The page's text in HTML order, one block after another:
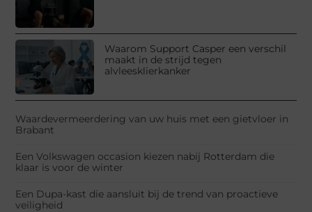
Waarom Support Casper een verschil
maakt in de strijd tegen
alvleesklierkanker
Waardevermeerdering van uw huis met een gietvloer in
Brabant
Een Volkswagen occasion kiezen nabij Rotterdam die
klaar is voor de winter
Een Dupa-kast die aansluit bij de trend van proactieve
veiligheid